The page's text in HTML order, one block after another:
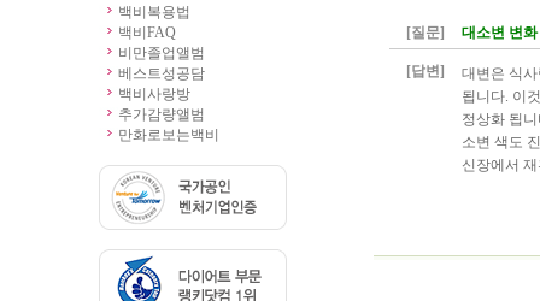
백비복용법
백비FAQ
비만졸업앨범
베스트성공담
백비사랑방
추가감량앨범
만화로보는백비
[질문] 대소변 변화
[답변]
대변은 식
됩니다. 이
정상화 됩
소변 색도
신장에서